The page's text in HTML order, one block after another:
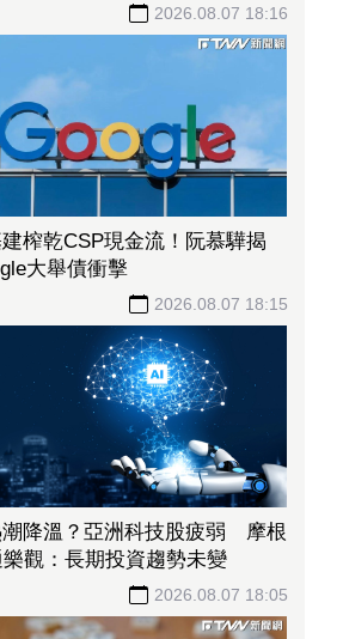
2026.08.07 18:16
榨乾CSP現金流！阮慕驊揭
大舉債衝擊
2026.08.07 18:15
降溫？亞洲科技股疲弱 摩根
樂觀：長期投資趨勢未變
2026.08.07 18:05